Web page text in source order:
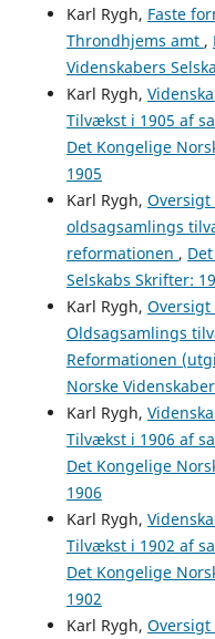
Karl Rygh, Faste
Throndhjems amt ,
Videnskabers
Karl Rygh,
Tilvækst i 1905 af
Det Kongelige
1905
Karl Rygh, Oversigt
oldsagsamlings
reformationen ,
Selskabs Skrifter:
Karl Rygh, Oversigt
Oldsagsamlings
Reformationen
Norske
Karl Rygh,
Tilvækst i 1906 af
Det Kongelige
1906
Karl Rygh,
Tilvækst i 1902 af
Det Kongelige
1902
Karl Rygh, Oversigt